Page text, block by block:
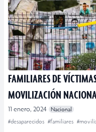
FAMILIARES DE
MOVILIZACIÓN
11 enero, 2024
Nacional
#desaparecidos #familiares